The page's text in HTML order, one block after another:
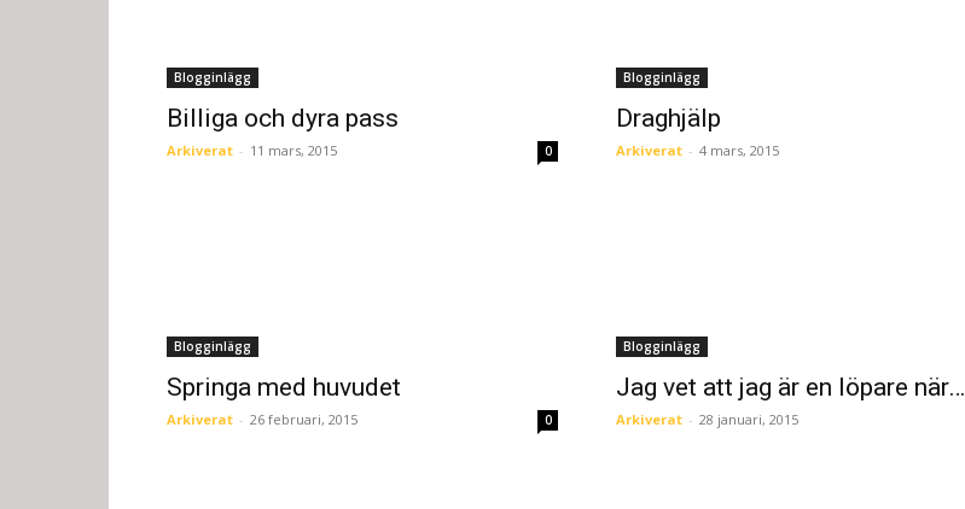
Blogginlägg
Billiga och dyra pass
Arkiverat - 11 mars, 2015 0
Blogginlägg
Draghjälp
Arkiverat - 4 mars, 2015
Blogginlägg
Springa med huvudet
Arkiverat - 26 februari, 2015 0
Blogginlägg
Jag vet att jag är en löpare när…
Arkiverat - 28 januari, 2015